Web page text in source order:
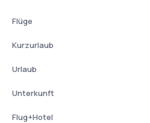
Flüge
Kurzurlaub
Urlaub
Unterkunft
Flug+Hotel